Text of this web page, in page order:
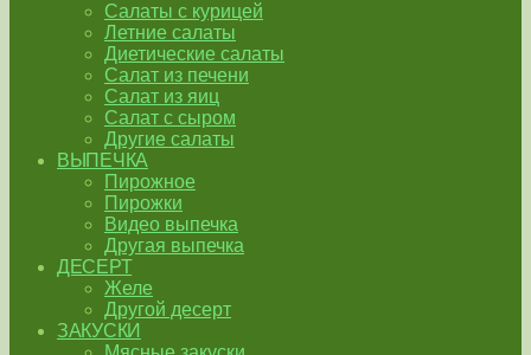
Салаты с курицей
Летние салаты
Диетические салаты
Салат из печени
Салат из яиц
Салат с сыром
Другие салаты
ВЫПЕЧКА
Пирожное
Пирожки
Видео выпечка
Другая выпечка
ДЕСЕРТ
Желе
Другой десерт
ЗАКУСКИ